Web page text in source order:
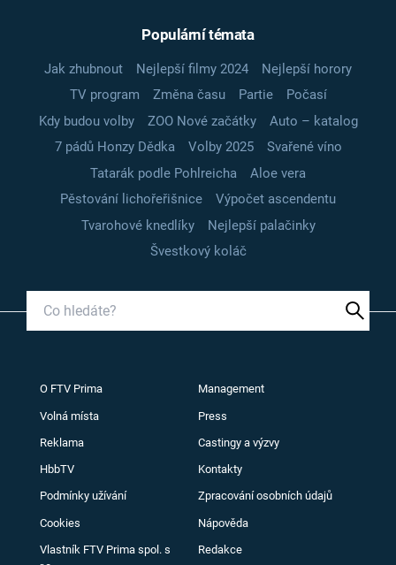
Populární témata
Jak zhubnout Nejlepší filmy 2024
Nejlepší horory
TV program
Změna času Partie
Počasí
Kdy budou volby
ZOO Nové začátky
Auto – katalog
7 pádů Honzy Dědka
Volby 2025
Svařené víno
Tatarák podle Pohlreicha
Aloe vera
Pěstování lichořeřišnice
Výpočet ascendentu
Tvarohové knedlíky
Nejlepší palačinky
Švestkový koláč
O FTV Prima Management
Volná místa Press
Reklama Castingy a výzvy
HbbTV Kontakty
Podmínky užívání Zpracování osobních údajů
Cookies Nápověda
Vlastník FTV Prima spol. s
Redakce